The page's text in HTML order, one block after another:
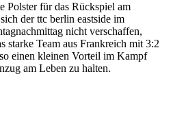
Polster für das Rückspiel am
der ttc berlin eastside im
nicht verschaffen,
starke Team aus Frankreich mit 3:2
einen kleinen Vorteil im Kampf
am Leben zu halten.